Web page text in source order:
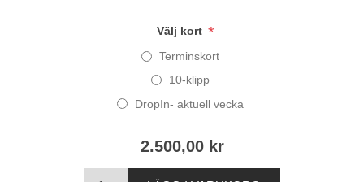
Välj kort *
Terminskort
10-klipp
DropIn- aktuell vecka
2.500,00 kr